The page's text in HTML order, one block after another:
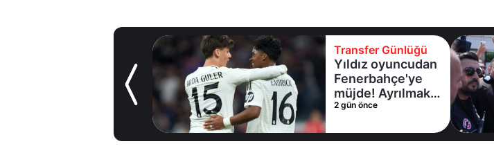
Transfer Günlüğü
Yıldız oyuncudan
Fenerbahçe'ye
müjde! Ayrılmak
Transfer Günlüğü
Trabzonspor
Salah'a kavuştu!
Coşkulu